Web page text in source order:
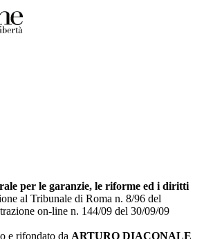
per le garanzie, le riforme ed i diritti
al Tribunale di Roma n. 8/96 del
on-line n. 144/09 del 30/09/09
e rifondato da ARTURO DIACONALE